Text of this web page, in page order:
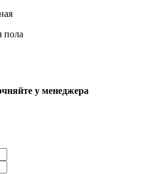
пола
у менеджера